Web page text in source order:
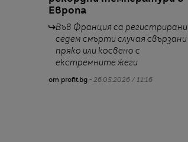
Европа
Във Франция са регистрирани
седем смърти случая свързани
пряко или косвено с
екстремните жеги
от profit.bg - 26.05.2026 / 11:16